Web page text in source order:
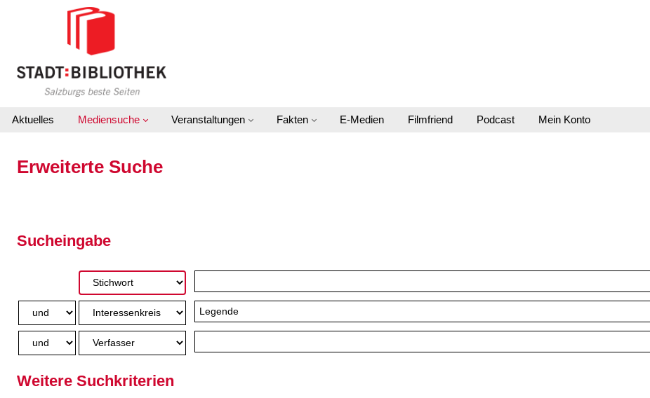
Zur erweiterten Suche springen
Aktuelles Mediensuche Veranstaltungen Fakten E-Medien Filmfriend Podcast Mein Konto
Erweiterte Suche
Sucheingabe
Weitere Suchkriterien